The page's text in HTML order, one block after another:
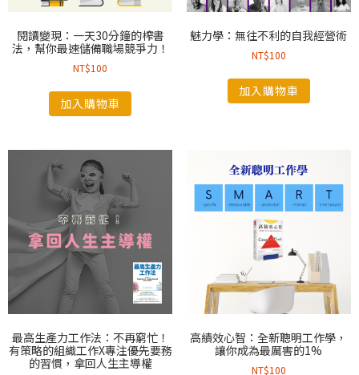
閱讀變現：一天30分鐘的榨書
法，幫你最速儲備職場競爭力！
NT$100
加入購物車
魅力學：無往不利的自我經營術
NT$100
加入購物車
最高生產力工作法：不再窮忙！
有策略的組織工作X專注優先要務
的習慣，拿回人生主導權
高績效心智：全新聰明工作學，
讓你成為最厲害的1%
NT$100